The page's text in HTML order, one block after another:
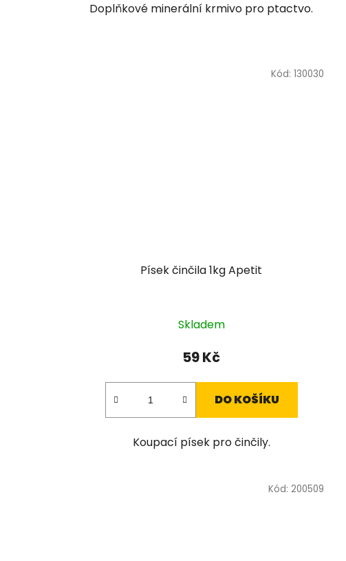
Doplňkové minerální krmivo pro ptactvo.
Písek činčila 1kg Apetit
Skladem
59 Kč
DO KOŠÍKU
Koupací písek pro činčily.
Kód:130030
Kód:200509